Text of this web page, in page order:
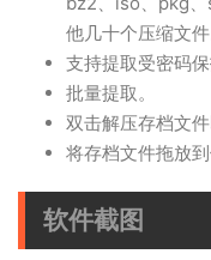
他几十个压缩文件
支持提取受密码
批量提取。
双击解压存档文件
将存档文件拖放
软件截图